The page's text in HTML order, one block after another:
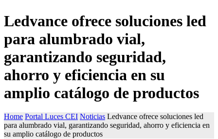
Ledvance ofrece soluciones led
para alumbrado vial,
garantizando seguridad,
ahorro y eficiencia en su
amplio catálogo de productos
Home Portal Luces CEI Noticias Ledvance ofrece soluciones led
para alumbrado vial, garantizando seguridad, ahorro y eficiencia en
su amplio catálogo de productos